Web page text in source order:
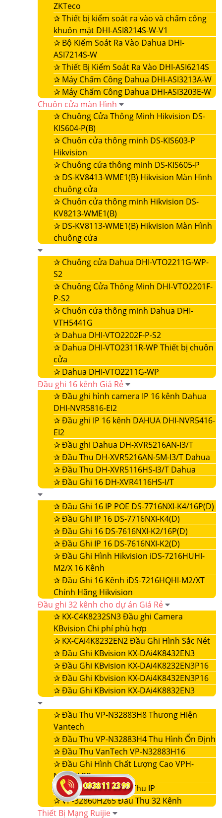
ZKTeco
✰Thiết bị kiểm soát ra vào và chấm công
khuôn mặt DHI-ASI8214S-W-V1
✰ Bộ Kiểm Soát Ra Vào Dahua DHI-
ASI7214S-W
✰Thiết Bị Kiểm Soát Ra Vào DHI-ASI6214S
✰ Máy Chấm Công Dahua DHI-ASI3213A-W
✰ Máy Chấm Công Dahua DHI-ASI3203E-W
Chuôn cửa màn Hình
✰ Chuông Cửa Thông Minh Hikvision DS-
KIS604-P(B)
✰ Chuôn cửa thông minh DS-KIS603-P
Hikvision
✰ Chuông cửa thông minh DS-KIS605-P
✰ DS-KV8413-WME1(B) Hikvision Màn Hình
chuông cửa
✰ Chuôn cửa thông minh Hikvision DS-
KV8213-WME1(B)
✰ DS-KV8113-WME1(B) Hikvision Màn Hình
chuông cửa
✰ Chuông cửa Dahua DHI-VTO2211G-WP-
S2
✰ Chuông Cửa Thông Minh DHI-VTO2201F-
P-S2
✰ Chuôn cửa thông minh Dahua DHI-
VTH5441G
✰ Dahua DHI-VTO2202F-P-S2
✰ Dahua DHI-VTO2311R-WP Thiết bị chuôn
cửa
✰ Dahua DHI-VTO2211G-WP
Đầu ghi 16 kênh Giá Rẻ
✰Đầu ghi hình camera IP 16 kênh Dahua
DHI-NVR5816-EI2
✰Đầu ghi IP 16 kênh DAHUA DHI-NVR5416-
EI2
✰Đầu ghi Dahua DH-XVR5216AN-I3/T
✰Đầu Thu DH-XVR5216AN-5M-I3/T Dahua
✰Đầu Thu DH-XVR5116HS-I3/T Dahua
✰Đầu Ghi 16 DH-XVR4116HS-I/T
✰Đầu Ghi 16 IP POE DS-7716NXI-K4/16P(D)
✰Đầu Ghi IP 16 DS-7716NXI-K4(D)
✰Đầu Ghi 16 DS-7616NXI-K2/16P(D)
✰Đầu Ghi IP 16 DS-7616NXI-K2(D)
✰Đầu Ghi Hình Hikvision iDS-7216HUHI-
M2/X 16 Kênh
✰Đầu Ghi 16 Kênh iDS-7216HQHI-M2/XT
Chính Hãng Hikvision
Đầu ghi 32 kênh cho dự án Giá Rẻ
✰ KX-C4K8232SN3 Đầu ghi Camera
KBvision Chi phí phù hợp
✰ KX-CAi4K8232EN2 Đầu Ghi Hình Sắc Nét
✰Đầu Ghi KBvision KX-DAi4K8432EN3
✰Đầu Ghi KBvision KX-DAi4K8232EN3P16
✰Đầu Ghi Kbvision KX-DAi4K8432EN3P16
✰Đầu Ghi KBvision KX-DAi4K8832EN3
✰Đầu Thu VP-N32883H8 Thương Hiện
Vantech
✰Đầu Thu VP-N32883H4 Thu Hình Ổn Định
✰Đầu Thu VanTech VP-N32883H16
✰Đầu Ghi Hình Chất Lượng Cao VPH-
N4432LPR
✰ VP-32860NVR Đầu Thu IP
✰VP-32860H265 Đầu Thu 32 Kênh
Thiết Bị Mạng Ruijie